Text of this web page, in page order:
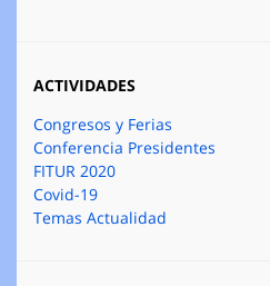
ACTIVIDADES
Congresos y Ferias
Conferencia Presidentes
FITUR 2020
Covid-19
Temas Actualidad